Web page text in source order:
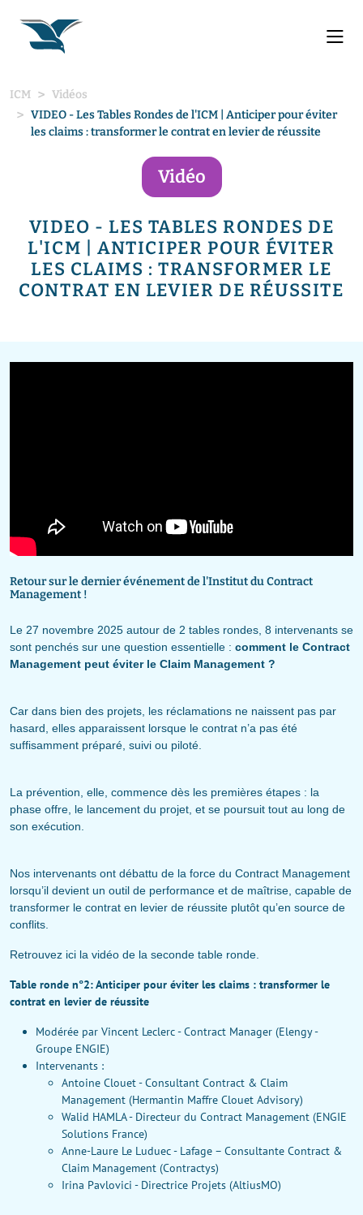
ICM
Vidéos
VIDEO - Les Tables Rondes de l'ICM | Anticiper pour éviter
les claims : transformer le contrat en levier de réussite
Vidéo
VIDEO - LES TABLES RONDES DE
L'ICM | ANTICIPER POUR ÉVITER
LES CLAIMS : TRANSFORMER LE
CONTRAT EN LEVIER DE RÉUSSITE
Retour sur le dernier événement de l'Institut du Contract
Management !
Le 27 novembre 2025 autour de 2 tables rondes, 8 intervenants se
sont penchés sur une question essentielle : comment le Contract
Management peut éviter le Claim Management ?
Car dans bien des projets, les réclamations ne naissent pas par
hasard, elles apparaissent lorsque le contrat n’a pas été
suffisamment préparé, suivi ou piloté.
La prévention, elle, commence dès les premières étapes : la
phase offre, le lancement du projet, et se poursuit tout au long de
son exécution.
Nos intervenants ont débattu de la force du Contract Management
lorsqu’il devient un outil de performance et de maîtrise, capable de
transformer le contrat en levier de réussite plutôt qu’en source de
conflits.
Retrouvez ici la vidéo de la seconde table ronde.
Table ronde n°2:Anticiper pour éviter les claims : transformer le
contrat en levier de réussite
Modérée par Vincent Leclerc - Contract Manager (Elengy -
Groupe ENGIE)
Intervenants :
Antoine Clouet - Consultant Contract & Claim
Management (Hermantin Maffre Clouet Advisory)
Walid HAMLA - Directeur du Contract Management (ENGIE
Solutions France)
Anne-Laure Le Luduec - Lafage – Consultante Contract &
Claim Management (Contractys)
Irina Pavlovici - Directrice Projets (AltiusMO)